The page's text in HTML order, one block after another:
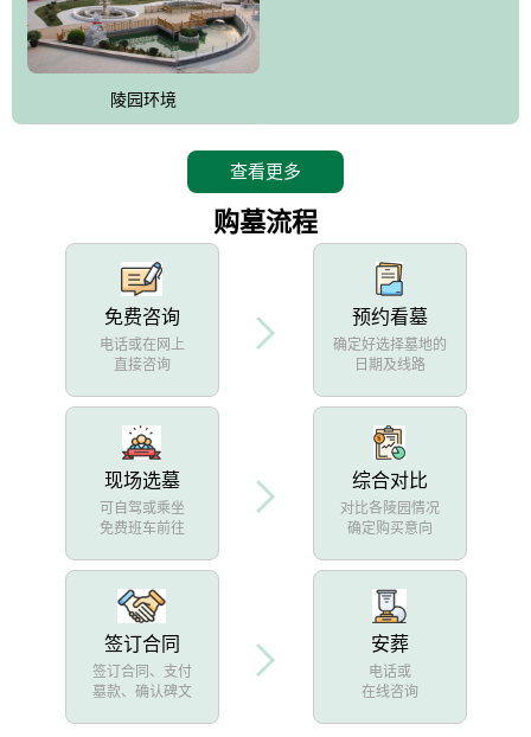
陵园环境
查看更多
购墓流程
免费咨询
电话或在网上
直接咨询
预约看墓
确定好选择墓地的
日期及线路
现场选墓
可自驾或乘坐
免费班车前往
综合对比
对比各陵园情况
确定购买意向
签订合同
签订合同、支付
墓款、确认碑文
安葬
电话或
在线咨询